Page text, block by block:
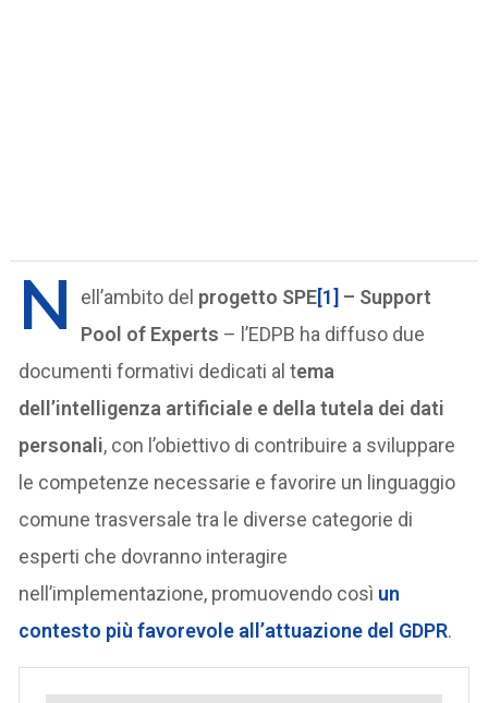
N ell’ambito del progetto SPE[1] – Support
Pool of Experts – l’EDPB ha diffuso due
documenti formativi dedicati al tema
dell’intelligenza artificiale e della tutela dei dati
personali, con l’obiettivo di contribuire a sviluppare
le competenze necessarie e favorire un linguaggio
comune trasversale tra le diverse categorie di
esperti che dovranno interagire
nell’implementazione, promuovendo così un
contesto più favorevole all’attuazione del GDPR.